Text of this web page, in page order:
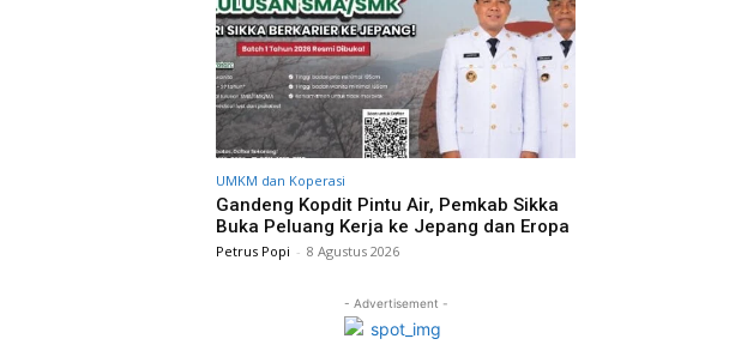
UMKM dan Koperasi
Gandeng Kopdit Pintu Air, Pemkab Sikka
Buka Peluang Kerja ke Jepang dan Eropa
Petrus Popi - 8 Agustus 2026
- Advertisement -